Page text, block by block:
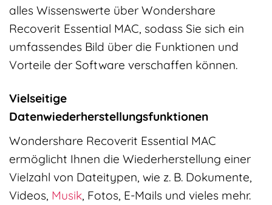
alles Wissenswerte über Wondershare
Recoverit Essential MAC, sodass Sie sich ein
umfassendes Bild über die Funktionen und
Vorteile der Software verschaffen können.
Vielseitige
Datenwiederherstellungsfunktionen
Wondershare Recoverit Essential MAC
ermöglicht Ihnen die Wiederherstellung einer
Vielzahl von Dateitypen, wie z. B. Dokumente,
Videos, Musik, Fotos, E-Mails und vieles mehr.